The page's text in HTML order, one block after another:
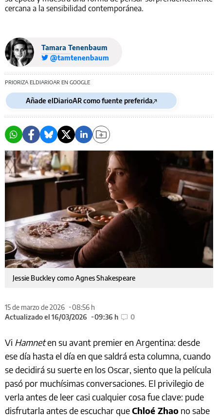
cercana a la sensibilidad contemporánea.
Tamara Tenenbaum
@tamtenenbaum
PRIORIZA ELDIARIOAR EN GOOGLE
Añade elDiarioAR como fuente preferida
Jessie Buckley como Agnes Shakespeare
15 de marzo de 2026
08:56 h
Actualizado el 16/03/2026
09:36 h 0
Vi Hamneten su avant premier en Argentina: desde
ese día hasta el día en que saldrá esta columna, cuando
se decidirá su suerte en los Oscar, siento que la película
pasó por muchísimas conversaciones. El privilegio de
verla antes de leer casi cualquier cosa fue clave: pude
disfrutarla antes de escuchar queChloé Zhao no sabe